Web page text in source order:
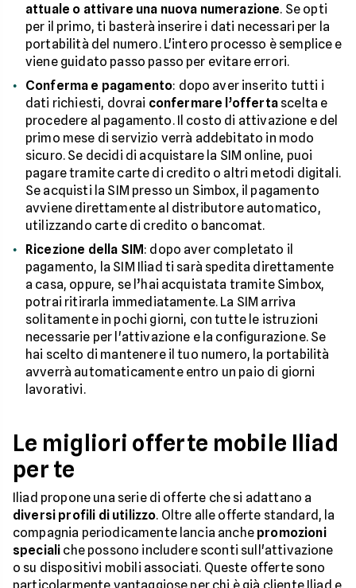
attuale o attivare una nuova numerazione. Se opti
per il primo, ti basterà inserire i dati necessari per la
portabilità del numero. L'intero processo è semplice e
viene guidato passo passo per evitare errori.
Conferma e pagamento: dopo aver inserito tutti i
dati richiesti, dovrai confermare l’offertascelta e
procedere al pagamento. Il costo di attivazione e del
primo mese di servizio verrà addebitato in modo
sicuro. Se decidi di acquistare la SIM online, puoi
pagare tramite carte di credito o altri metodi digitali.
Se acquisti la SIM presso un Simbox, il pagamento
avviene direttamente al distributore automatico,
utilizzando carte di credito o bancomat.
Ricezione della SIM: dopo aver completato il
pagamento, la SIM Iliad ti sarà spedita direttamente
a casa, oppure, se l’hai acquistata tramite Simbox,
potrai ritirarla immediatamente. La SIM arriva
solitamente in pochi giorni, con tutte le istruzioni
necessarie per l'attivazione e la configurazione. Se
hai scelto di mantenere il tuo numero, la portabilità
avverrà automaticamente entro un paio di giorni
lavorativi.
Le migliori offerte mobile Iliad
per te
Iliad propone una serie di offerte che si adattano a
diversi profili di utilizzo. Oltre alle offerte standard, la
compagnia periodicamente lancia anche promozioni
speciali che possono includere sconti sull'attivazione
o su dispositivi mobili associati. Queste offerte sono